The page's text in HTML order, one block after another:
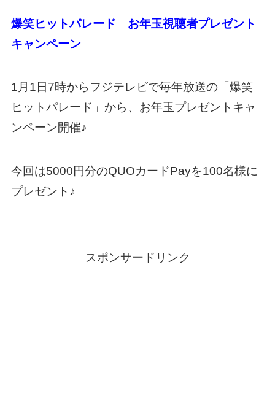
爆笑ヒットパレード お年玉視聴者プレゼント
キャンペーン
1月1日7時からフジテレビで毎年放送の「爆笑
ヒットパレード」から、お年玉プレゼントキャ
ンペーン開催♪
今回は5000円分のQUOカードPayを100名様に
プレゼント♪
スポンサードリンク